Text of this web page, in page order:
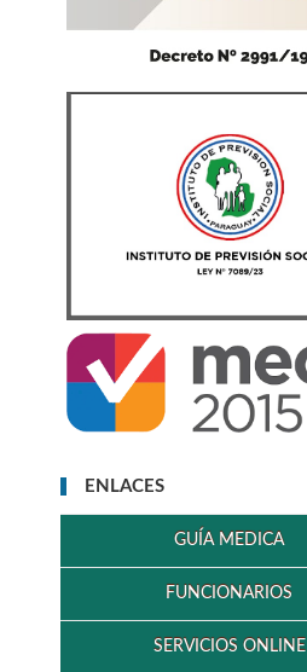
ENLACES
GUÍA MEDICA
FUNCIONARIOS
SERVICIOS ONLINE